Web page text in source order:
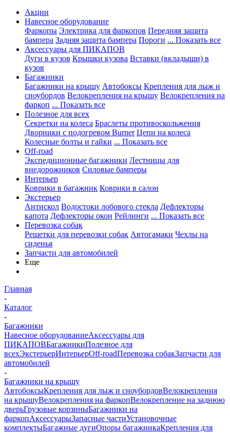
Акции
Навесное оборудование
Фаркопы Электрика для фаркопов Передняя защита
бампера Задняя защита бампера Пороги ... Показать все
Аксессуары для ПИКАПОВ
Дуги в кузов Крышки кузова Вставки (вкладыши) в
кузов
Багажники
Багажники на крышу Автобоксы Крепления для лыж и
сноубордов Велокрепления на крышу Велокрепления на
фаркоп ... Показать все
Полезное для всех
Секретки на колеса Браслеты противоскольжения
Дворники с подогревом Burner Цепи на колеса
Колесные болты и гайки ... Показать все
Off-road
Экспедиционные багажники Лестницы для
внедорожников Силовые бамперы
Интерьер
Коврики в багажник Коврики в салон
Экстерьер
Антискол Водостоки лобового стекла Дефлекторы
капота Дефлекторы окон Рейлинги ... Показать все
Перевозка собак
Решетки для перевозки собак Автогамаки Чехлы на
сиденья
Запчасти для автомобилей
Еще
Главная
-
Каталог
-
Багажники
Навесное оборудованиеАксессуары для
ПИКАПОВБагажникиПолезное для
всехЭкстерьерИнтерьерOff-roadПеревозка собакЗапчасти для
автомобилей
-
Багажники на крышу
АвтобоксыКрепления для лыж и сноубордовВелокрепления
на крышуВелокрепления на фаркопВелокрепление на заднюю
дверьГрузовые корзиныБагажники на
фаркопАксессуарыЗапасные частиУстановочные
комплектыБагажные дугиОпоры багажникаКрепления для